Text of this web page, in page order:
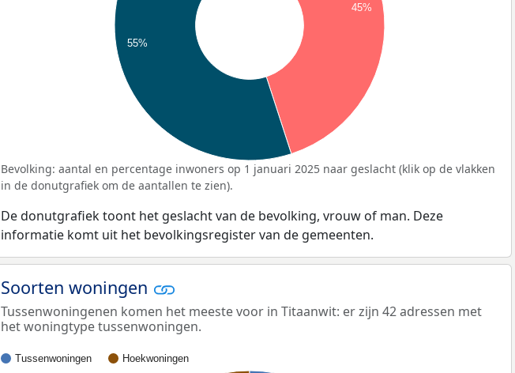
45%
55%
Bevolking: aantal en percentage inwoners op 1 januari 2025 naar geslacht (klik op de vlakken
in de donutgrafiek om de aantallen te zien).
De donutgrafiek toont het geslacht van de bevolking, vrouw of man. Deze
informatie komt uit het bevolkingsregister van de gemeenten.
Soorten woningen
Tussenwoningenen komen het meeste voor in Titaanwit: er zijn 42 adressen met
het woningtype tussenwoningen.
Tussenwoningen Hoekwoningen